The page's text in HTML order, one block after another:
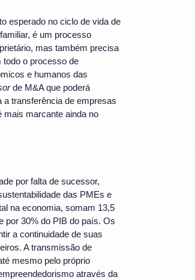
esperado no ciclo de vida de
é um processo
mas também precisa
todo o processo de
e humanos das
de M&A que poderá
transferência de empresas
mais marcante ainda no
por falta de sucessor,
das PMEs e
na economia, somam 13,5
por 30% do PIB do país. Os
a continuidade de suas
A transmissão de
mesmo pelo próprio
através da